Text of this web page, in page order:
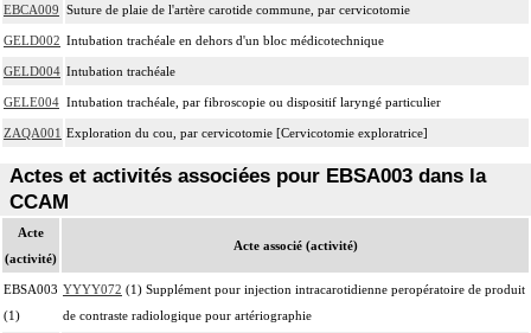
EBCA009 Suture de plaie de l'artère carotide commune, par cervicotomie
GELD002 Intubation trachéale en dehors d'un bloc médicotechnique
GELD004 Intubation trachéale
GELE004 Intubation trachéale, par fibroscopie ou dispositif laryngé particulier
ZAQA001 Exploration du cou, par cervicotomie [Cervicotomie exploratrice]
Actes et activités associées pour EBSA003 dans la
CCAM
Acte
(activité)
Acte associé (activité)
EBSA003
(1)
YYYY072 (1) Supplément pour injection intracarotidienne peropératoire de produit
de contraste radiologique pour artériographie